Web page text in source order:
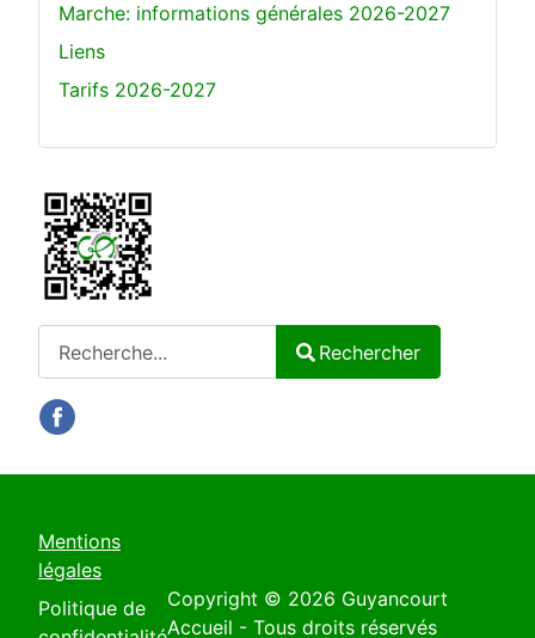
Rechercher
Marche: informations générales 2026-2027
Liens
Tarifs 2026-2027
Mentions
légales
Politique de
Copyright © 2026 Guyancourt
Accueil - Tous droits réservés